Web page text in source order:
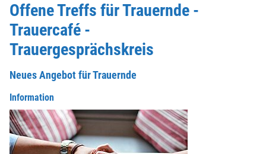
Offene Treffs für Trauernde -
Trauercafé -
Trauergesprächskreis
Neues Angebot für Trauernde
Information